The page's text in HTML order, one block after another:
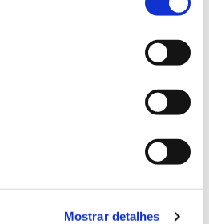
Mostrar detalhes
que refletem transições
continentais e biomas
necessariamente uma
de países ou continentes. O
as condições